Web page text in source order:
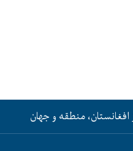
منطقه و جهان